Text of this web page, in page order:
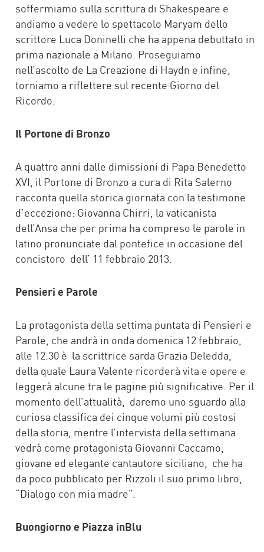
soffermiamo sulla scrittura di Shakespeare e
andiamo a vedere lo spettacolo Maryam dello
scrittore Luca Doninelli che ha appena debuttato in
prima nazionale a Milano. Proseguiamo
nell’ascolto de La Creazione di Haydn e infine,
torniamo a riflettere sul recente Giorno del
Ricordo.
Il Portone di Bronzo
A quattro anni dalle dimissioni di Papa Benedetto
XVI, il Portone di Bronzo a cura di Rita Salerno
racconta quella storica giornata con la testimone
d’eccezione: Giovanna Chirri, la vaticanista
dell’Ansa che per prima ha compreso le parole in
latino pronunciate dal pontefice in occasione del
concistoro dell’ 11 febbraio 2013.
Pensieri e Parole
La protagonista della settima puntata di Pensieri e
Parole, che andrà in onda domenica 12 febbraio,
alle 12.30 è la scrittrice sarda Grazia Deledda,
della quale Laura Valente ricorderà vita e opere e
leggerà alcune tra le pagine più significative. Per il
momento dell’attualità, daremo uno sguardo alla
curiosa classifica dei cinque volumi più costosi
della storia, mentre l’intervista della settimana
vedrà come protagonista Giovanni Caccamo,
giovane ed elegante cantautore siciliano, che ha
da poco pubblicato per Rizzoli il suo primo libro,
“Dialogo con mia madre”.
Buongiorno e Piazza inBlu